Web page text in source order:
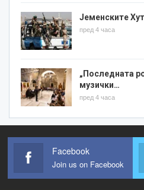
Јеменските
пред 4 часа
„Последната
музички…
пред 4 часа
Facebook
Join us on Facebook